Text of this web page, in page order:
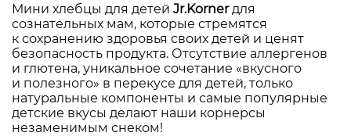
Мини хлебцы для детей Jr.Kornerдля
сознательных мам, которые стремятся
к сохранению здоровья своих детей и ценят
безопасность продукта. Отсутствие аллергенов
и глютена, уникальное сочетание «вкусного
и полезного» в перекусе для детей, только
натуральные компоненты и самые популярные
детские вкусы делают наши корнерсы
незаменимым снеком!